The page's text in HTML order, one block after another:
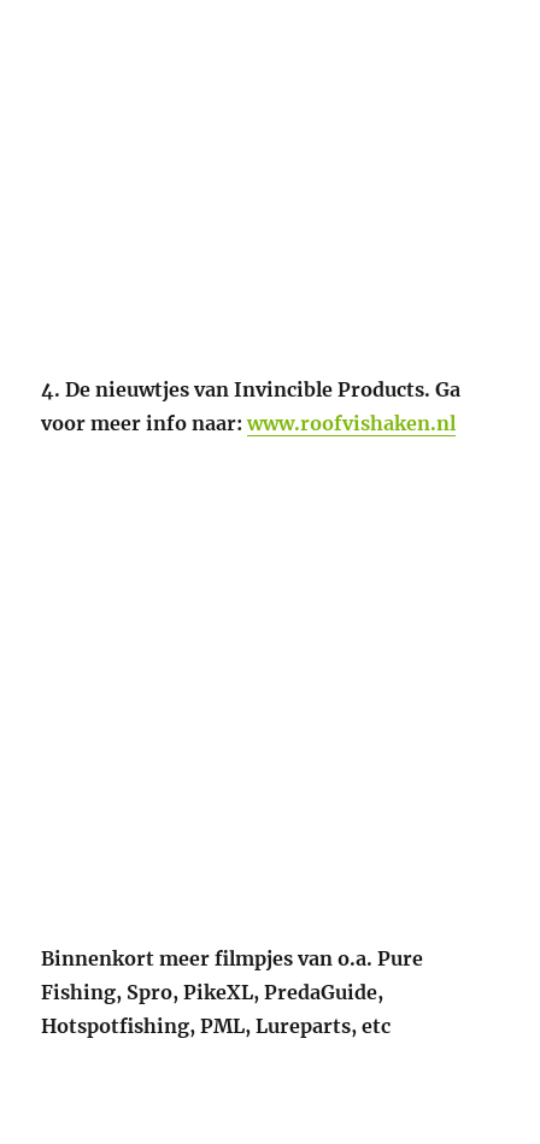
4. De nieuwtjes van Invincible Products. Ga
voor meer info naar:www.roofvishaken.nl
Binnenkort meer filmpjes van o.a. Pure
Fishing, Spro, PikeXL, PredaGuide,
Hotspotfishing, PML, Lureparts, etc